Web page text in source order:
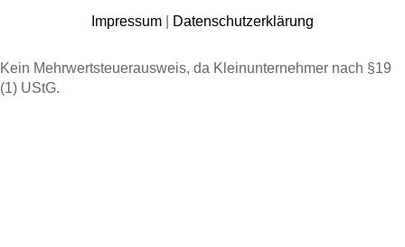
Impressum| Datenschutzerklärung
Kein Mehrwertsteuerausweis, da Kleinunternehmer nach §19
(1) UStG.